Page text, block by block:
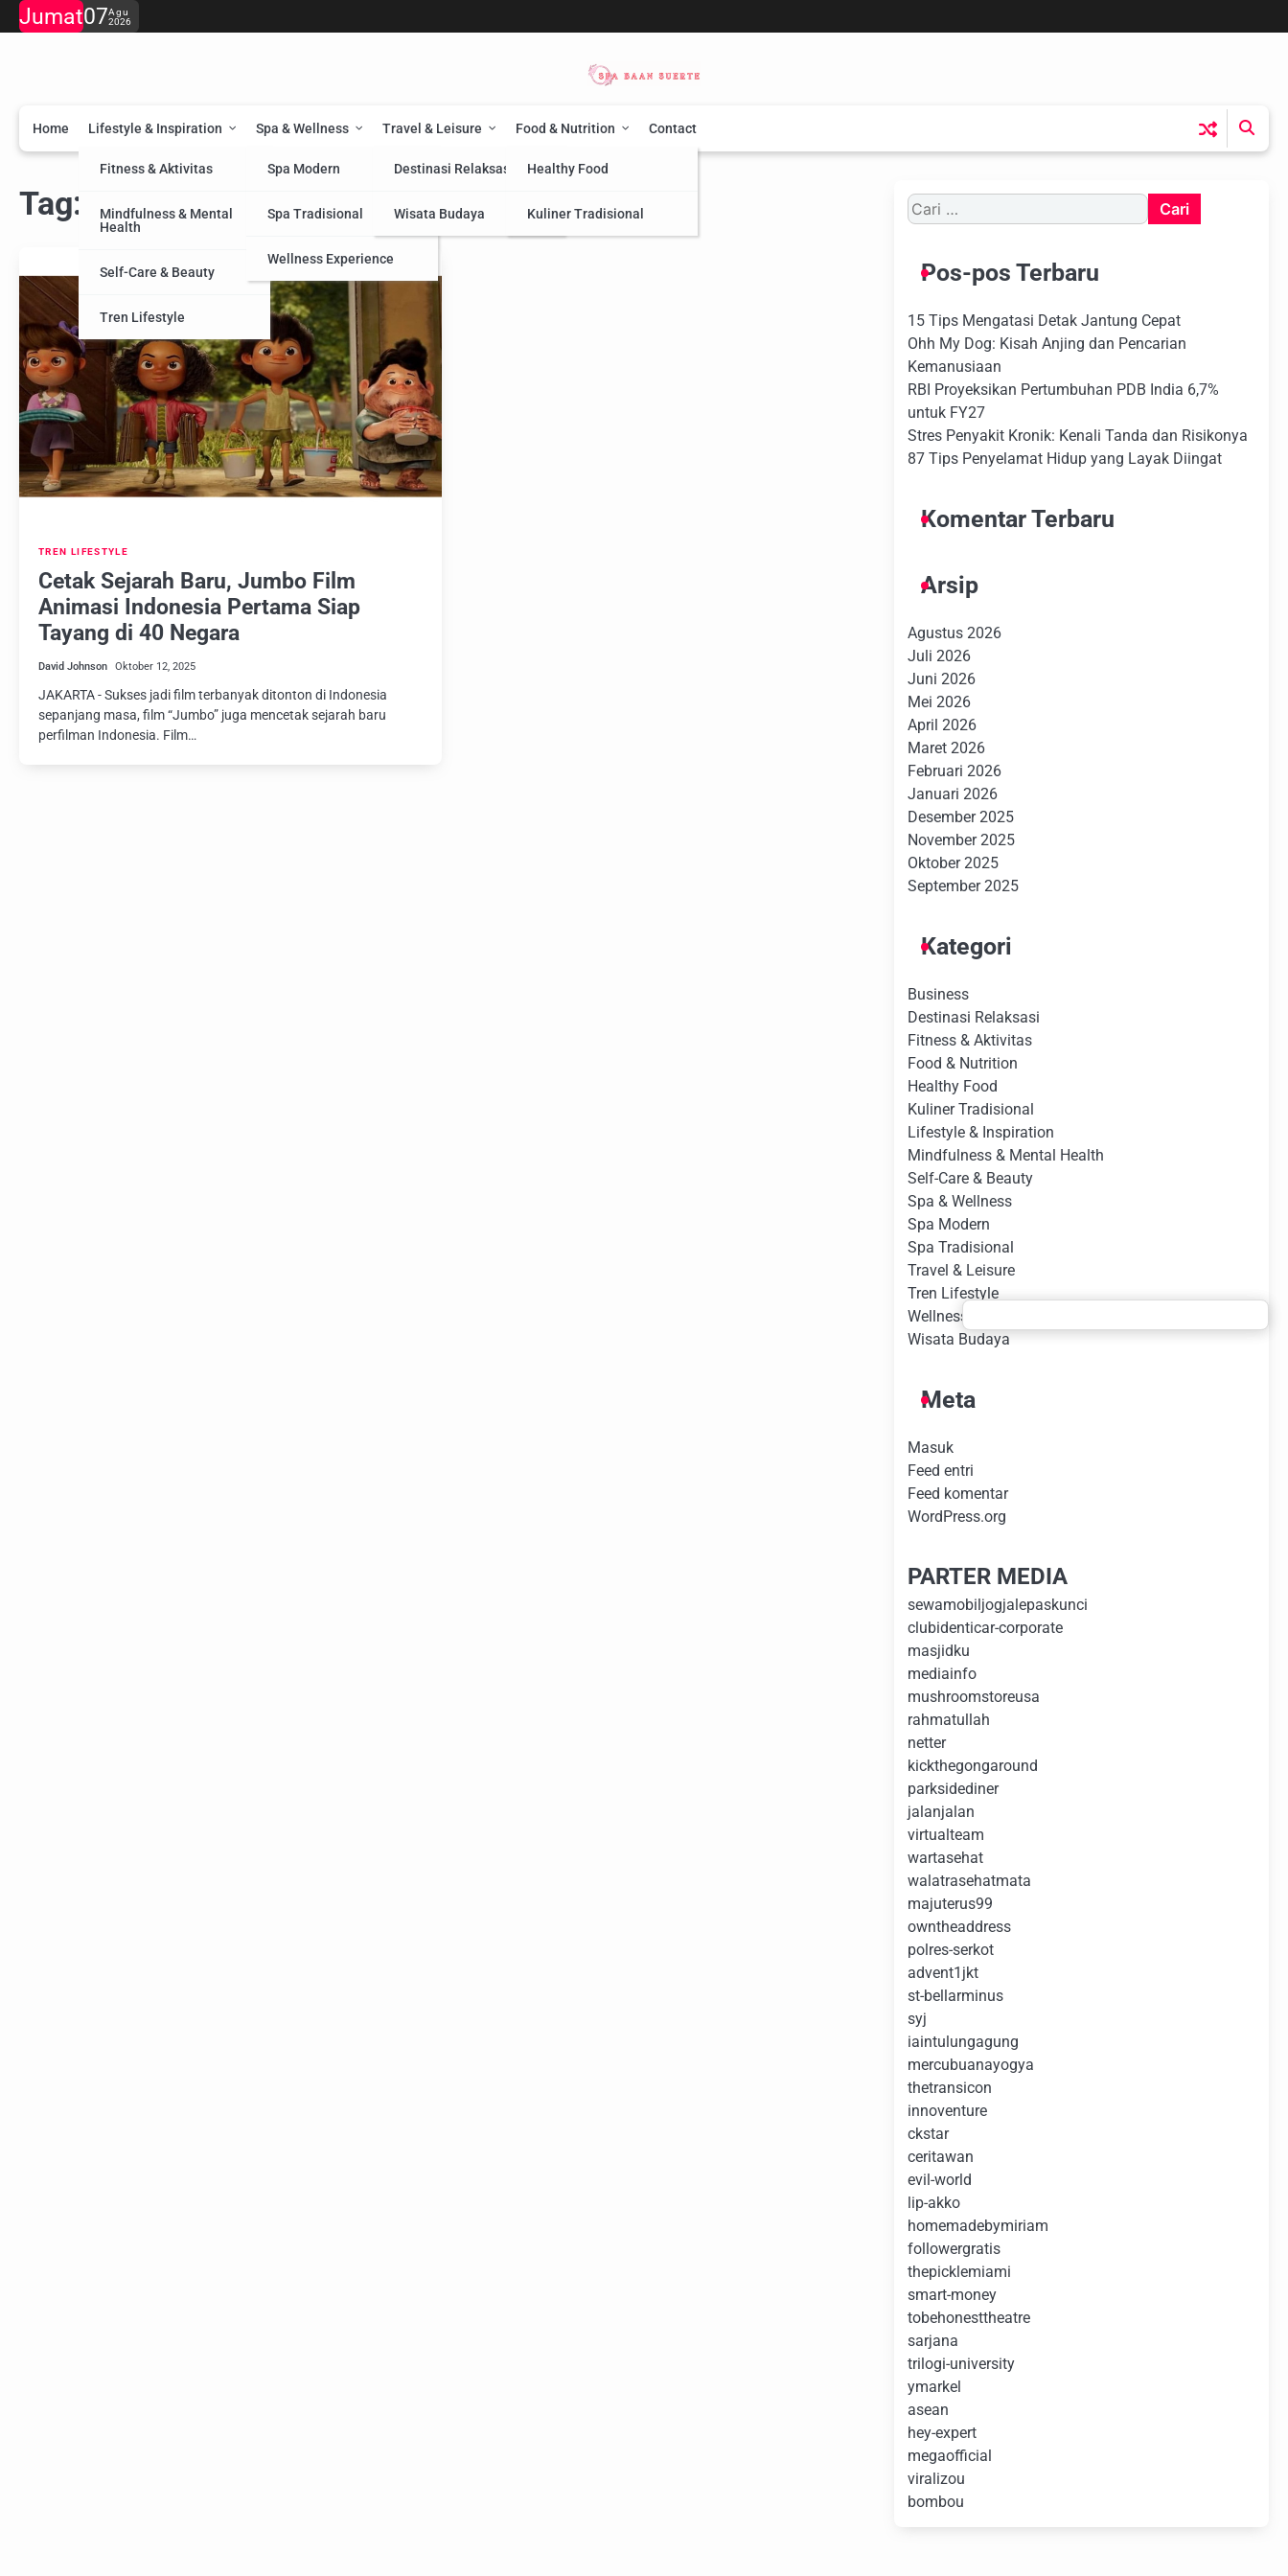
Skip
to
Jumat07Agu
2026
Home Lifestyle & Inspiration
Fitness & Aktivitas
Mindfulness & Mental
Health
Self-Care & Beauty
Tren Lifestyle
Spa & Wellness
Spa Modern
Spa Tradisional
Wellness Experience
Travel & Leisure
Destinasi Relaksasi
Wisata Budaya
Food & Nutrition
Healthy Food
Kuliner Tradisional
Contact
Tag: Sejarah
TREN LIFESTYLE
Cetak Sejarah Baru, Jumbo Film
Animasi Indonesia Pertama Siap
Tayang di 40 Negara
David Johnson Oktober 12, 2025
JAKARTA - Sukses jadi film terbanyak ditonton di Indonesia
sepanjang masa, film “Jumbo” juga mencetak sejarah baru
perfilman Indonesia. Film…
Cari
untuk:
Pos-pos Terbaru
15 Tips Mengatasi Detak Jantung Cepat
Ohh My Dog: Kisah Anjing dan Pencarian
Kemanusiaan
RBI Proyeksikan Pertumbuhan PDB India 6,7%
untuk FY27
Stres Penyakit Kronik: Kenali Tanda dan Risikonya
87 Tips Penyelamat Hidup yang Layak Diingat
Komentar Terbaru
Arsip
Agustus 2026
Juli 2026
Juni 2026
Mei 2026
April 2026
Maret 2026
Februari 2026
Januari 2026
Desember 2025
November 2025
Oktober 2025
September 2025
Kategori
Business
Destinasi Relaksasi
Fitness & Aktivitas
Food & Nutrition
Healthy Food
Kuliner Tradisional
Lifestyle & Inspiration
Mindfulness & Mental Health
Self-Care & Beauty
Spa & Wellness
Spa Modern
Spa Tradisional
Travel & Leisure
Tren Lifestyle
Wellness Experience
Wisata Budaya
Meta
Masuk
Feed entri
Feed komentar
WordPress.org
PARTER MEDIA
sewamobiljogjalepaskunci
clubidenticar-corporate
masjidku
mediainfo
mushroomstoreusa
rahmatullah
netter
kickthegongaround
parksidediner
jalanjalan
virtualteam
wartasehat
walatrasehatmata
majuterus99
owntheaddress
polres-serkot
advent1jkt
st-bellarminus
syj
iaintulungagung
mercubuanayogya
thetransicon
innoventure
ckstar
ceritawan
evil-world
lip-akko
homemadebymiriam
followergratis
thepicklemiami
smart-money
tobehonesttheatre
sarjana
trilogi-university
ymarkel
asean
hey-expert
megaofficial
viralizou
bombou